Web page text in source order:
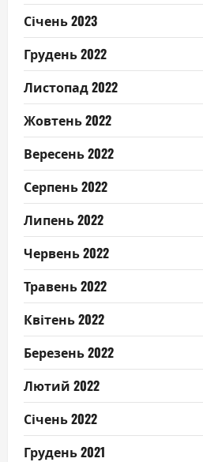
Січень 2023
Грудень 2022
Листопад 2022
Жовтень 2022
Вересень 2022
Серпень 2022
Липень 2022
Червень 2022
Травень 2022
Квітень 2022
Березень 2022
Лютий 2022
Січень 2022
Грудень 2021